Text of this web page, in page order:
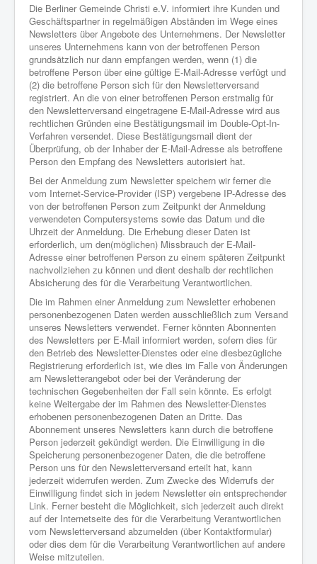
Die Berliner Gemeinde Christi e.V. informiert ihre Kunden und
Geschäftspartner in regelmäßigen Abständen im Wege eines
Newsletters über Angebote des Unternehmens. Der Newsletter
unseres Unternehmens kann von der betroffenen Person
grundsätzlich nur dann empfangen werden, wenn (1) die
betroffene Person über eine gültige E-Mail-Adresse verfügt und
(2) die betroffene Person sich für den Newsletterversand
registriert. An die von einer betroffenen Person erstmalig für
den Newsletterversand eingetragene E-Mail-Adresse wird aus
rechtlichen Gründen eine Bestätigungsmail im Double-Opt-In-
Verfahren versendet. Diese Bestätigungsmail dient der
Überprüfung, ob der Inhaber der E-Mail-Adresse als betroffene
Person den Empfang des Newsletters autorisiert hat.
Bei der Anmeldung zum Newsletter speichern wir ferner die
vom Internet-Service-Provider (ISP) vergebene IP-Adresse des
von der betroffenen Person zum Zeitpunkt der Anmeldung
verwendeten Computersystems sowie das Datum und die
Uhrzeit der Anmeldung. Die Erhebung dieser Daten ist
erforderlich, um den(möglichen) Missbrauch der E-Mail-
Adresse einer betroffenen Person zu einem späteren Zeitpunkt
nachvollziehen zu können und dient deshalb der rechtlichen
Absicherung des für die Verarbeitung Verantwortlichen.
Die im Rahmen einer Anmeldung zum Newsletter erhobenen
personenbezogenen Daten werden ausschließlich zum Versand
unseres Newsletters verwendet. Ferner könnten Abonnenten
des Newsletters per E-Mail informiert werden, sofern dies für
den Betrieb des Newsletter-Dienstes oder eine diesbezügliche
Registrierung erforderlich ist, wie dies im Falle von Änderungen
am Newsletterangebot oder bei der Veränderung der
technischen Gegebenheiten der Fall sein könnte. Es erfolgt
keine Weitergabe der im Rahmen des Newsletter-Dienstes
erhobenen personenbezogenen Daten an Dritte. Das
Abonnement unseres Newsletters kann durch die betroffene
Person jederzeit gekündigt werden. Die Einwilligung in die
Speicherung personenbezogener Daten, die die betroffene
Person uns für den Newsletterversand erteilt hat, kann
jederzeit widerrufen werden. Zum Zwecke des Widerrufs der
Einwilligung findet sich in jedem Newsletter ein entsprechender
Link. Ferner besteht die Möglichkeit, sich jederzeit auch direkt
auf der Internetseite des für die Verarbeitung Verantwortlichen
vom Newsletterversand abzumelden (über Kontaktformular)
oder dies dem für die Verarbeitung Verantwortlichen auf andere
Weise mitzuteilen.